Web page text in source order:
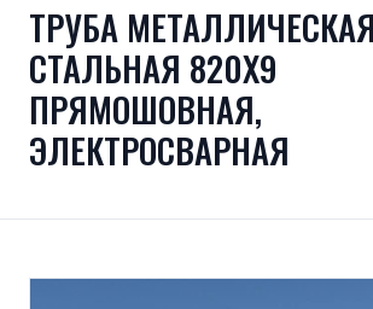
ТРУБА МЕТАЛЛИЧЕСКАЯ
СТАЛЬНАЯ 820X9
ПРЯМОШОВНАЯ,
ЭЛЕКТРОСВАРНАЯ